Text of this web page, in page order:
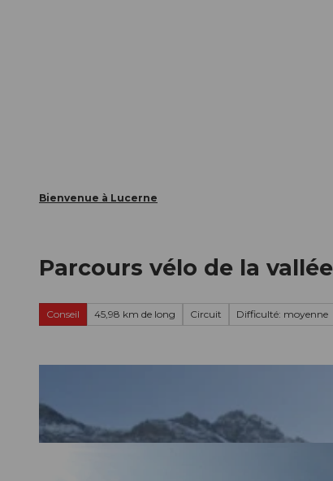
Bienvenue à Lucerne
Parcours vélo de la
Conseil 45,98 km de long Circuit Difficulté: moyenne